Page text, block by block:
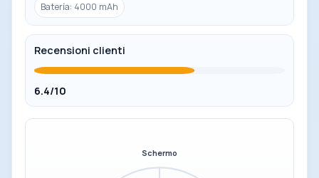
Batería: 4000 mAh
Recensioni clienti
6.4/10
Schermo